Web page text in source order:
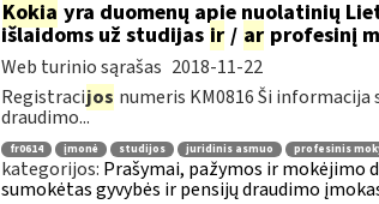
Kokia yra duomenų apie nuolatinių
išlaidoms už studijas ir/ arprofesinį
Web turinio sąrašas 2018-11-22
Registracijos numeris KM0816 Ši
draudimo...
fr0614 įmonė studijos juridinis asmuo profesinis
kategorijos: Prašymai, pažymos ir mokėjimo
sumokėtas gyvybės ir pensijų draudimo